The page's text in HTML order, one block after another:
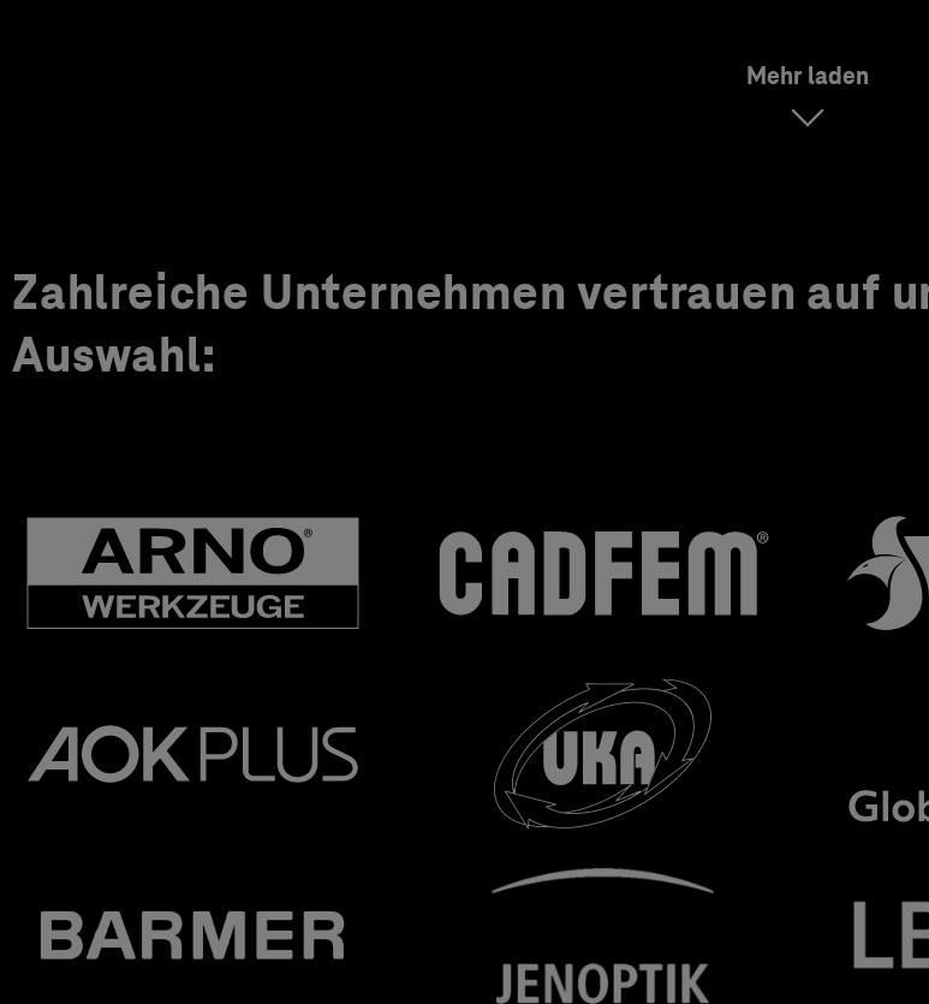
Mehr laden
Zahlreiche Unternehmen vertrauen auf
Auswahl: